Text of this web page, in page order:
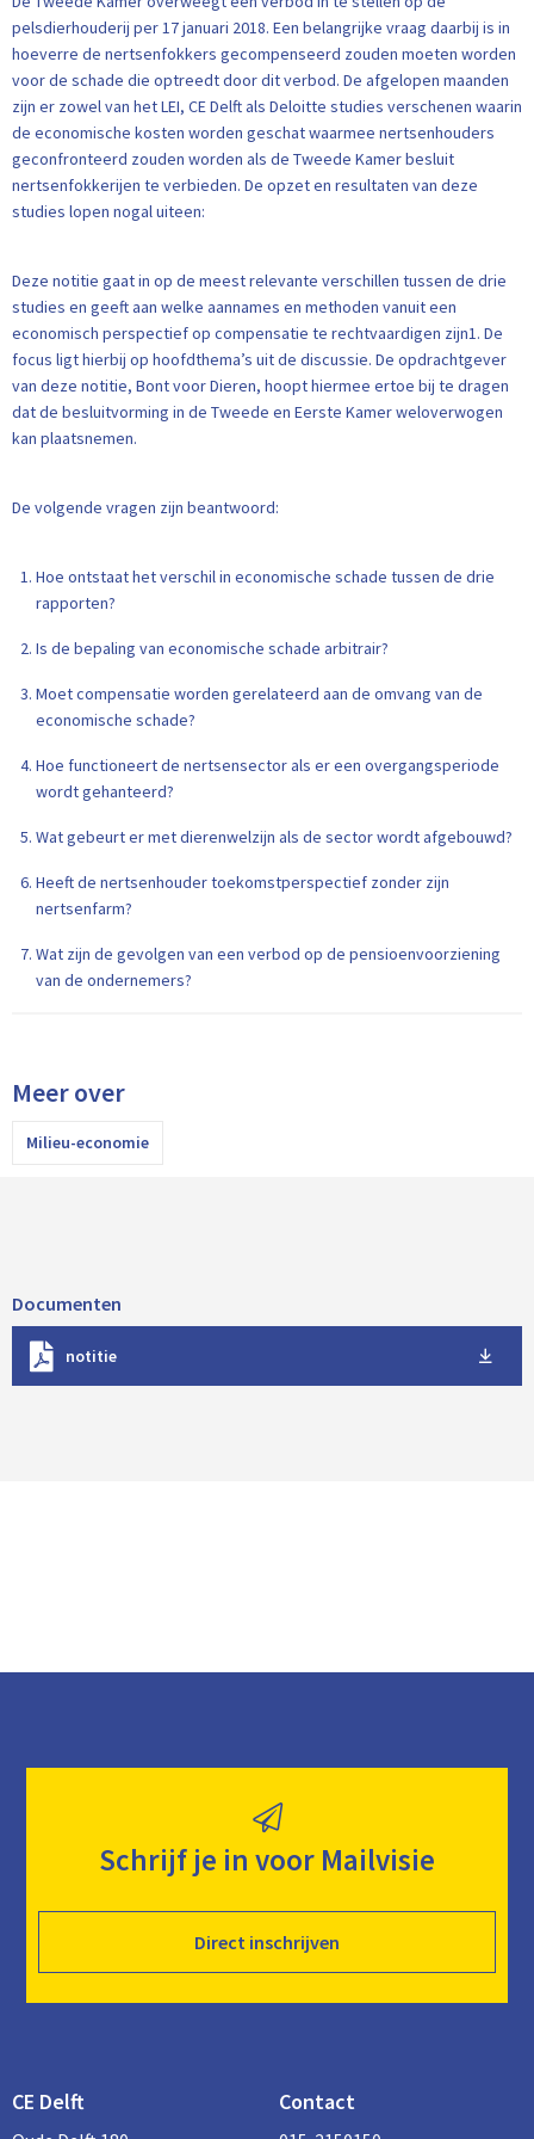
pelsdierhouderij per 17 januari 2018. Een belangrijke vraag daarbij is in
hoeverre de nertsenfokkers gecompenseerd zouden moeten worden
voor de schade die optreedt door dit verbod. De afgelopen maanden
zijn er zowel van het LEI, CE Delft als Deloitte studies verschenen waarin
de economische kosten worden geschat waarmee nertsenhouders
geconfronteerd zouden worden als de Tweede Kamer besluit
nertsenfokkerijen te verbieden. De opzet en resultaten van deze
studies lopen nogal uiteen:
Deze notitie gaat in op de meest relevante verschillen tussen de drie
studies en geeft aan welke aannames en methoden vanuit een
economisch perspectief op compensatie te rechtvaardigen zijn1. De
focus ligt hierbij op hoofdthema’s uit de discussie. De opdrachtgever
van deze notitie, Bont voor Dieren, hoopt hiermee ertoe bij te dragen
dat de besluitvorming in de Tweede en Eerste Kamer weloverwogen
kan plaatsnemen.
De volgende vragen zijn beantwoord:
Hoe ontstaat het verschil in economische schade tussen de drie
rapporten?
Is de bepaling van economische schade arbitrair?
Moet compensatie worden gerelateerd aan de omvang van de
economische schade?
Hoe functioneert de nertsensector als er een overgangsperiode
wordt gehanteerd?
Wat gebeurt er met dierenwelzijn als de sector wordt afgebouwd?
Heeft de nertsenhouder toekomstperspectief zonder zijn
nertsenfarm?
Wat zijn de gevolgen van een verbod op de pensioenvoorziening
van de ondernemers?
Meer over
Milieu-economie
Documenten
notitie
w
Schrijf je in voor Mailvisie
Direct inschrijven
CE Delft Contact